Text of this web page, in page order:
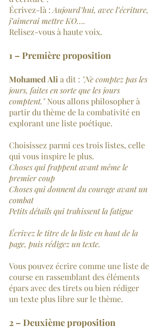
Écrivez-là : Aujourd’hui, avec l’écriture,
j’aimerai mettre KO….
Relisez-vous à haute voix.
1 – Première proposition
Mohamed Ali a dit : "Ne comptez pas les
jours, faites en sorte que les jours
comptent." Nous allons philosopher à
partir du thème de la combativité en
explorant une liste poétique.
Choisissez parmi ces trois listes, celle
qui vous inspire le plus.
Choses qui frappent avant même le
premier coup
Choses qui donnent du courage avant un
combat
Petits détails qui trahissent la fatigue
Écrivez le titre de la liste en haut de la
page, puis rédigez un texte.
Vous pouvez écrire comme une liste de
course en rassemblant des éléments
épars avec des tirets ou bien rédiger
un texte plus libre sur le thème.
2 – Deuxième proposition